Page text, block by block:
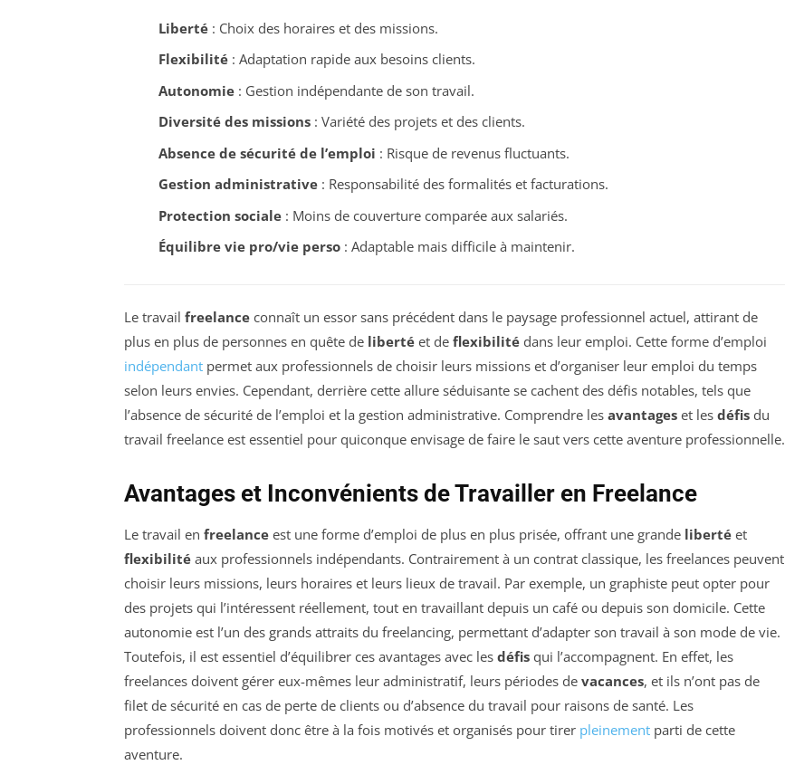
Liberté: Choix des horaires et des missions.
Flexibilité: Adaptation rapide aux besoins clients.
Autonomie: Gestion indépendante de son travail.
Diversité des missions: Variété des projets et des clients.
Absence de sécurité de l’emploi : Risque de revenus fluctuants.
Gestion administrative: Responsabilité des formalités et facturations.
Protection sociale: Moins de couverture comparée aux salariés.
Équilibre vie pro/vie perso: Adaptable mais difficile à maintenir.
Le travail freelance connaît un essor sans précédent dans le paysage professionnel actuel, attirant de
plus en plus de personnes en quête de liberté et de flexibilité dans leur emploi. Cette forme d’emploi
indépendant permet aux professionnels de choisir leurs missions et d’organiser leur emploi du temps
selon leurs envies. Cependant, derrière cette allure séduisante se cachent des défis notables, tels que
l’absence de sécurité de l’emploi et la gestion administrative. Comprendre les avantages et les défis du
travail freelance est essentiel pour quiconque envisage de faire le saut vers cette aventure professionnelle.
Avantages et Inconvénients de Travailler en Freelance
Le travail en freelance est une forme d’emploi de plus en plus prisée, offrant une grande liberté et
flexibilité aux professionnels indépendants. Contrairement à un contrat classique, les freelances peuvent
choisir leurs missions, leurs horaires et leurs lieux de travail. Par exemple, un graphiste peut opter pour
des projets qui l’intéressent réellement, tout en travaillant depuis un café ou depuis son domicile. Cette
autonomie est l’un des grands attraits du freelancing, permettant d’adapter son travail à son mode de vie.
Toutefois, il est essentiel d’équilibrer ces avantages avec les défis qui l’accompagnent. En effet, les
freelances doivent gérer eux-mêmes leur administratif, leurs périodes de vacances, et ils n’ont pas de
filet de sécurité en cas de perte de clients ou d’absence du travail pour raisons de santé. Les
professionnels doivent donc être à la fois motivés et organisés pour tirer pleinement parti de cette
aventure.